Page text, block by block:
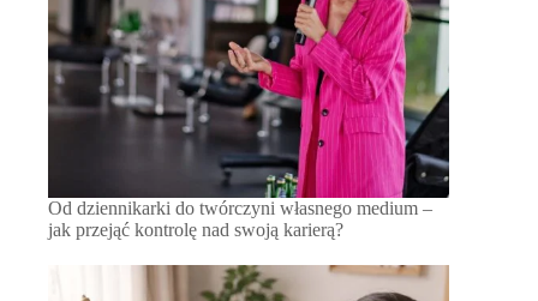
Od dziennikarki do twórczyni własnego medium –
jak przejąć kontrolę nad swoją karierą?